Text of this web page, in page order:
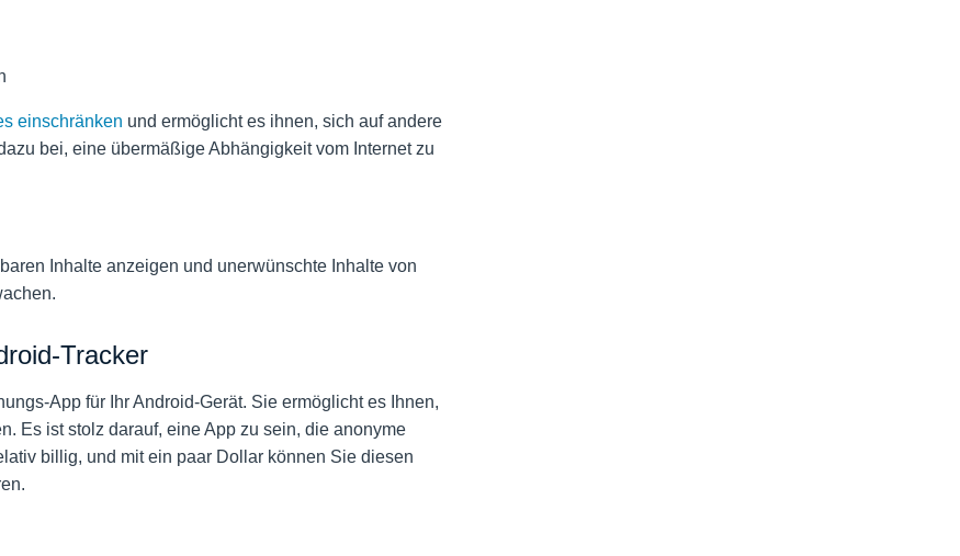
einschränken und ermöglicht es ihnen, sich auf andere
bei, eine übermäßige Abhängigkeit vom Internet zu
Inhalte anzeigen und unerwünschte Inhalte von
Tracker
App für Ihr Android-Gerät. Sie ermöglicht es Ihnen,
Es ist stolz darauf, eine App zu sein, die anonyme
billig, und mit ein paar Dollar können Sie diesen